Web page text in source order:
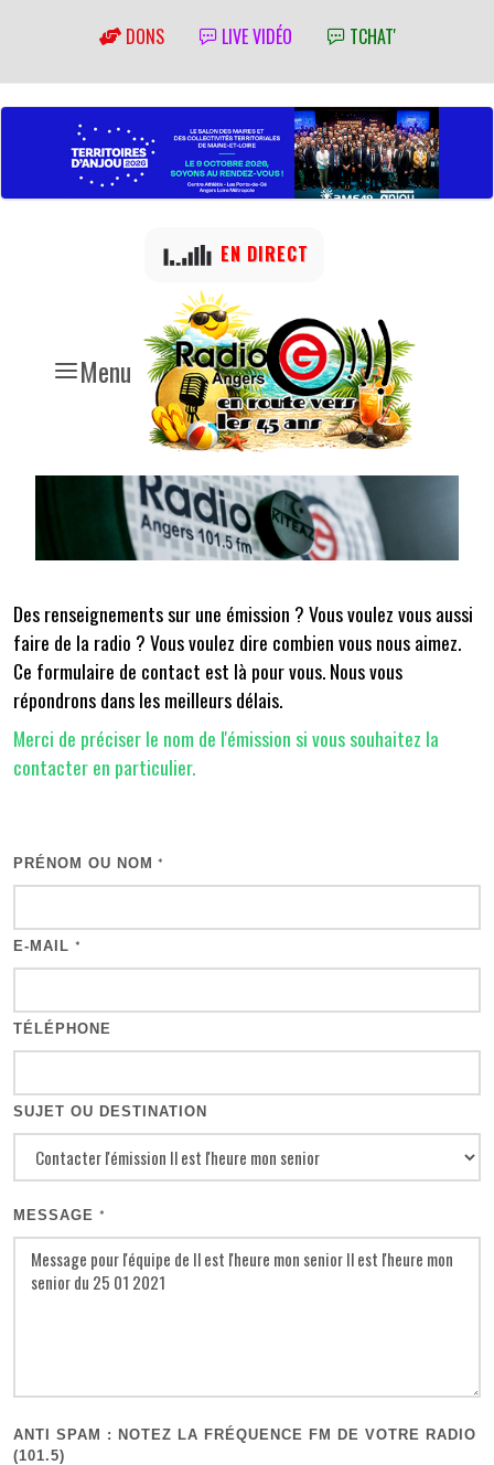
DONS LIVE VIDÉO TCHAT'
Menu
EN DIRECT
Des renseignements sur une émission ? Vous voulez vous aussi
faire de la radio ? Vous voulez dire combien vous nous aimez.
Ce formulaire de contact est là pour vous. Nous vous
répondrons dans les meilleurs délais.
Merci de préciser le nom de l'émission si vous souhaitez la
contacter en particulier.
PRÉNOM OU NOM *
E-MAIL *
TÉLÉPHONE
SUJET OU DESTINATION
MESSAGE *
ANTI SPAM : NOTEZ LA FRÉQUENCE FM DE VOTRE RADIO
(101.5)